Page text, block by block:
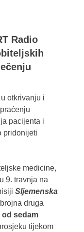
Radio
otkrivanju i
pacijenta i
pridonijeti
medicine,
9. travnja na
Sljemenska
druga
od sedam
tijekom